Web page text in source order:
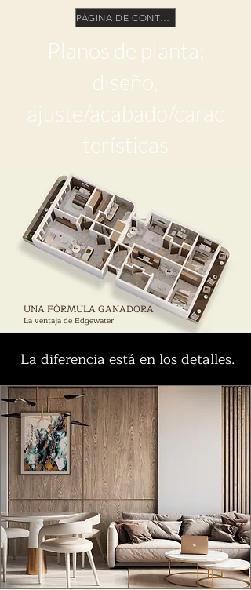
PÁGINA DE CONTENIDO
Planos de planta:
diseño,
ajuste/acabado/carac
terísticas
UNA FÓRMULA GANADORA
La ventaja de Edgewater
La diferencia está en los detalles.